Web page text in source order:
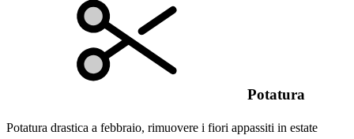
Potatura
Potatura drastica a febbraio, rimuovere i fiori appassiti in estate